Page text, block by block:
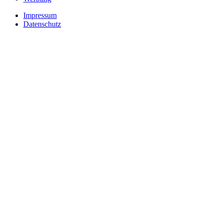
Impressum
Datenschutz